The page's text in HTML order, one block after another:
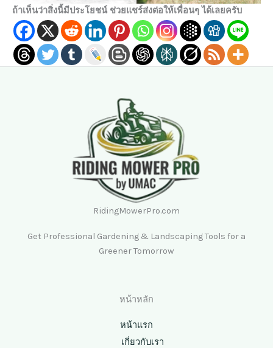
ถ้าเห็นว่าสิ่งนี้มีประโยชน์ ช่วยแชร์ส่งต่อให้เพื่อนๆ ได้เลยครับ
RidingMowerPro.com
Get Professional Gardening & Landscaping Tools for a
Greener Tomorrow
หน้าหลัก
หน้าแรก
เกี่ยวกับเรา